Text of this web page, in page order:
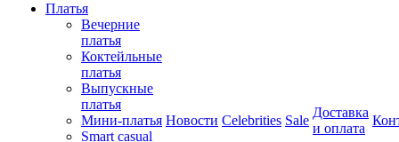
Платья
Вечерние
платья
Коктейльные
платья
Выпускные
платья
Мини-платья
Smart casual
Новости Celebrities Sale
Доставка
и оплата